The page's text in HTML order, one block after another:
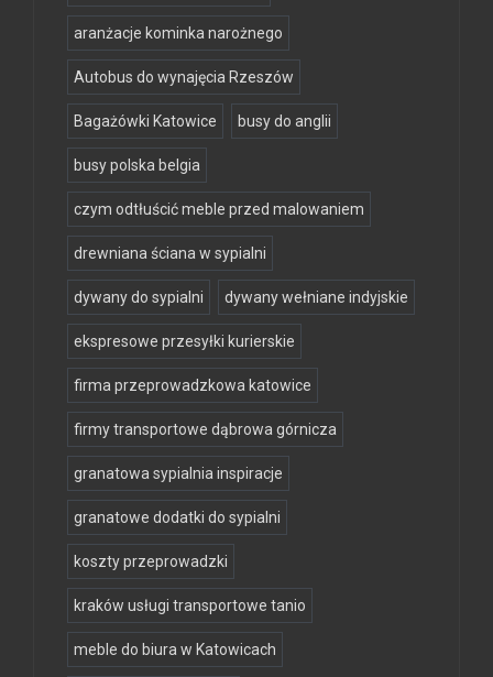
aranżacje kominka narożnego
Autobus do wynajęcia Rzeszów
Bagażówki Katowice busy do anglii
busy polska belgia
czym odtłuścić meble przed malowaniem
drewniana ściana w sypialni
dywany do sypialni dywany wełniane indyjskie
ekspresowe przesyłki kurierskie
firma przeprowadzkowa katowice
firmy transportowe dąbrowa górnicza
granatowa sypialnia inspiracje
granatowe dodatki do sypialni
koszty przeprowadzki
kraków usługi transportowe tanio
meble do biura w Katowicach